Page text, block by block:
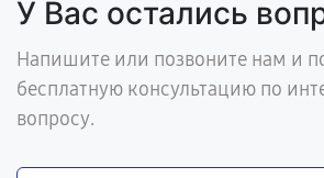
У Вас остались
Напишите или позвоните нам и
бесплатную консультацию по
вопросу.